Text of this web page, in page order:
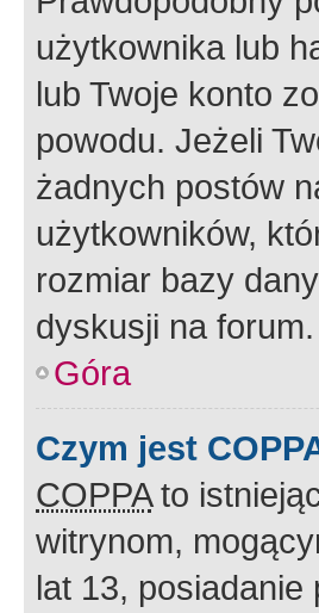
użytkownika lub
lub Twoje konto
powodu. Jeżeli
żadnych postów
użytkowników,
rozmiar bazy
dyskusji na forum.
Góra
Czym jest
COPPAto
witrynom,
lat 13,